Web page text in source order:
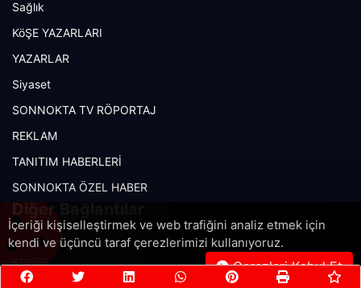
Sağlık
KöŞE YAZARLARI
YAZARLAR
Siyaset
SONNOKTA TV RÖPORTAJ
REKLAM
TANITIM HABERLERİ
SONNOKTA ÖZEL HABER
Diğer Bağlantılar
KÜNYE
İçeriği kişiselleştirmek ve web trafiğini analiz etmek için
kendi ve üçüncü taraf çerezlerimizi kullanıyoruz.
Çerezleri Kabul Et